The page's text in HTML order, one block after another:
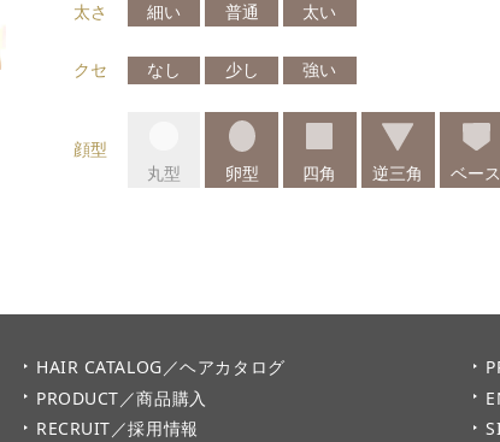
太さ 細い 普通 太い
クセ なし 少し 強い
顔型
丸型
卵型 四角 逆三角 ベース
HAIR CATALOG／ヘアカタログ
PRODUCT／商品購入
RECRUIT／採用情報